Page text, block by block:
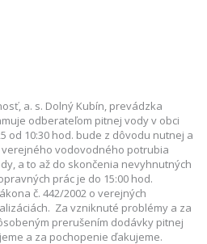
a. s. Dolný Kubín, prevádzka
odberateľom pitnej vody v obci
od 10:30 hod. bude z dôvodu nutnej a
vodovodného potrubia
a to až do skončenia nevyhnutných
prác je do 15:00 hod.
č. 442/2002 o verejných
Za vzniknuté problémy a za
prerušením dodávky pitnej
a za pochopenie ďakujeme.